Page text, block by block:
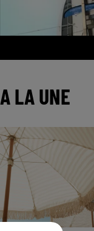
A LA UNE